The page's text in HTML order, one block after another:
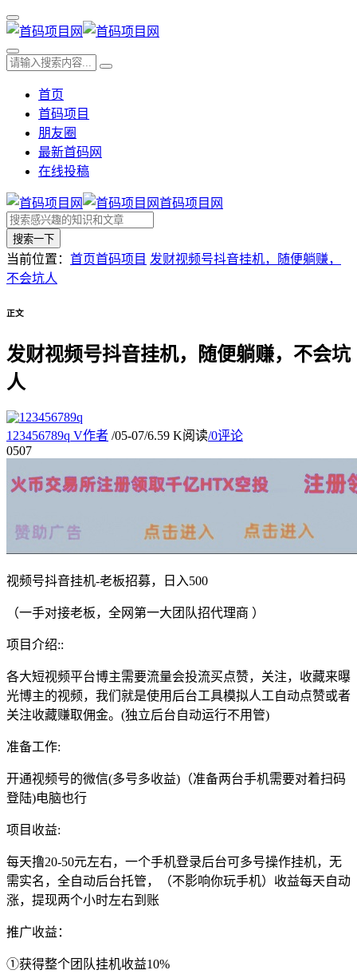
首页
首码项目
朋友圈
最新首码网
在线投稿
首码项目网
搜索一下
当前位置： 首页首码项目 发财视频号抖音挂机，随便躺赚，
不会坑人
正文
发财视频号抖音挂机，随便躺赚，不会坑
人
123456789q V作者 /05-07/6.59 K阅读/0评论
0507
视频号抖音挂机-老板招募，日入500
（一手对接老板，全网第一大团队招代理商 ）
项目介绍::
各大短视频平台博主需要流量会投流买点赞，关注，收藏来曝
光博主的视频，我们就是使用后台工具模拟人工自动点赞或者
关注收藏赚取佣金。(独立后台自动运行不用管)
准备工作:
开通视频号的微信(多号多收益)（准备两台手机需要对着扫码
登陆)电脑也行
项目收益:
每天撸20-50元左右，一个手机登录后台可多号操作挂机，无
需实名，全自动后台托管，（不影响你玩手机）收益每天自动
涨，提现两个小时左右到账
推广收益：
①获得整个团队挂机收益10%